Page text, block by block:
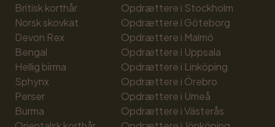
Britisk korthår
Norsk skovkat
Devon Rex
Bengal
Hellig birma
Sphynx
Perser
Burma
Opdrættere i Stockholm
Opdrættere i Göteborg
Opdrættere i Malmö
Opdrættere i Uppsala
Opdrættere i Linköping
Opdrættere i Örebro
Opdrættere i Umeå
Opdrættere i Västerås